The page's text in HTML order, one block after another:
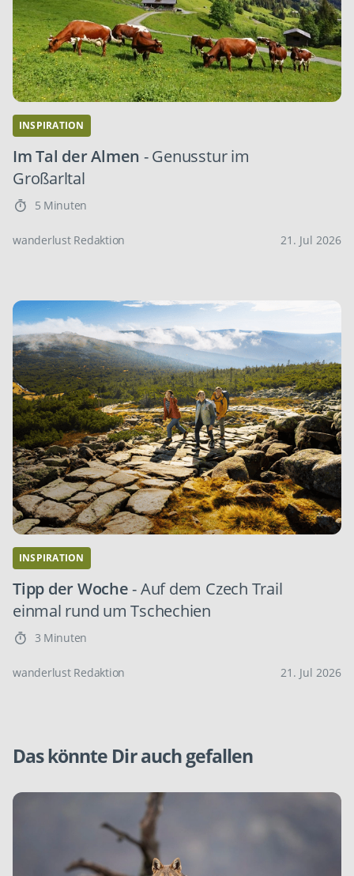
INSPIRATION
Im Tal der Almen - Genusstur im
Großarltal
5 Minuten
wanderlust Redaktion 21. Jul 2026
INSPIRATION
Tipp der Woche- Auf dem Czech Trail
einmal rund um Tschechien
3 Minuten
wanderlust Redaktion 21. Jul 2026
Das könnte Dir auch gefallen